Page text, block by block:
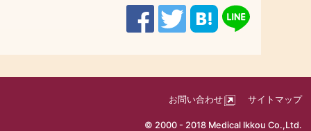
お問い合わせ サイトマップ
© 2000 - 2018 Medical Ikkou Co.,Ltd.